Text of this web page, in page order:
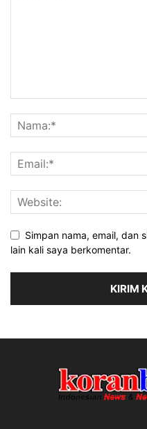
Simpan nama, email, dan
lain kali saya berkomentar.